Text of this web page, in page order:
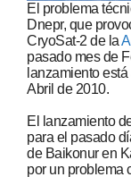
El problema
Dnepr, que
CryoSat-2 de la
pasado mes de
lanzamiento
Abril de 2010.
El lanzamiento
para el pasado
de Baikonur en
por un problema